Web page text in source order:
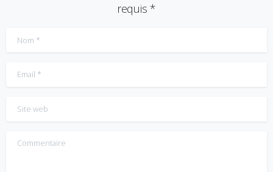
requis *
Nom*
Email*
Site web
Commentaire